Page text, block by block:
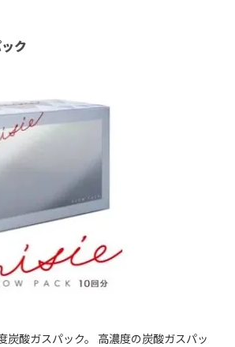
ク
炭酸ガスパック。 高濃度の炭酸ガスパッ